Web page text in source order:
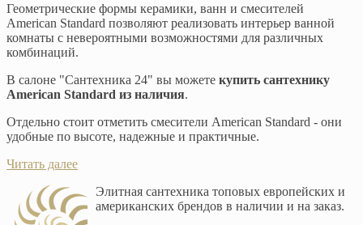
Геометрические формы керамики, ванн и смесителей
American Standard позволяют реализовать интерьер ванной
комнаты с невероятными возможностями для различных
комбинаций.
В салоне "Сантехника 24" вы можете купить сантехнику
American Standard из наличия.
Отдельно стоит отметить смесители American Standard - они
удобные по высоте, надежные и практичные.
Читать далее
Элитная сантехника топовых европейских и
американских брендов в наличии и на заказ.